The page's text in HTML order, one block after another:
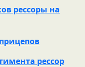
рессоры на
рессор